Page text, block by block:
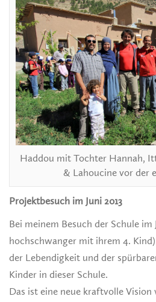
Haddou mit Tochter Hannah,
& Lahoucine vor der
Projektbesuch im Juni 2013
Bei meinem Besuch der Schule im
hochschwanger mit ihrem 4.
der Lebendigkeit und der
Kinder in dieser Schule.
Das ist eine neue kraftvolle